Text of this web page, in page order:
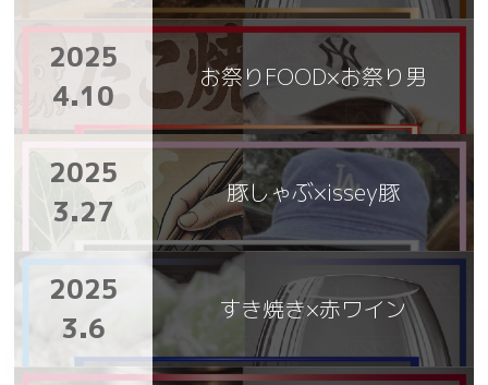
2025
4.10
お祭りFOOD×お祭り男
2025
3.27
豚しゃぶ×issey豚
2025
3.6
すき焼き×赤ワイン